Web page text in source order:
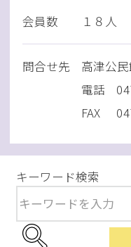
会員数 １８人
問合せ先
高津公
電話
FAX
キーワード検索